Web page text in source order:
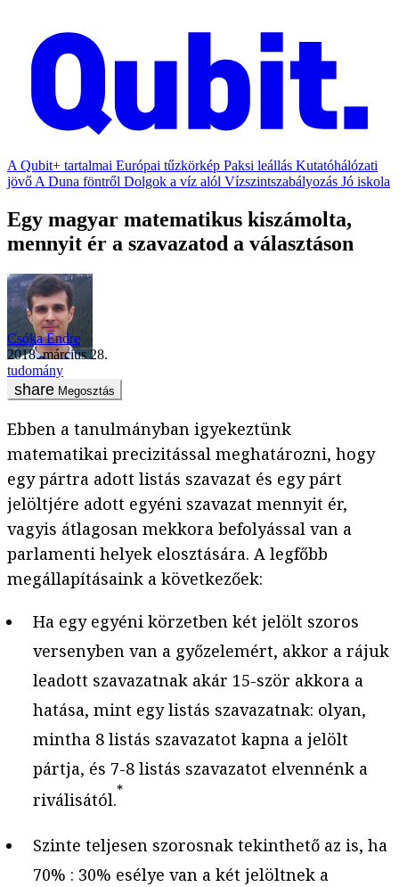
A Qubit+ tartalmai Európai tűzkörkép Paksi leállás Kutatóhálózati
jövő A Duna föntről Dolgok a víz alól Vízszintszabályozás Jó iskola
Egy magyar matematikus kiszámolta,
mennyit ér a szavazatod a választáson
Csóka Endre
2018. március 28.
tudomány
Megosztás
Ebben a tanulmányban igyekeztünk
matematikai precizitással meghatározni, hogy
egy pártra adott listás szavazat és egy párt
jelöltjére adott egyéni szavazat mennyit ér,
vagyis átlagosan mekkora befolyással van a
parlamenti helyek elosztására. A legfőbb
megállapításaink a következőek:
Ha egy egyéni körzetben két jelölt szoros
versenyben van a győzelemért, akkor a rájuk
leadott szavazatnak akár 15-ször akkora a
hatása, mint egy listás szavazatnak: olyan,
mintha 8 listás szavazatot kapna a jelölt
pártja, és 7-8 listás szavazatot elvennénk a
riválisától.*
Szinte teljesen szorosnak tekinthető az is, ha
70% : 30% esélye van a két jelöltnek a